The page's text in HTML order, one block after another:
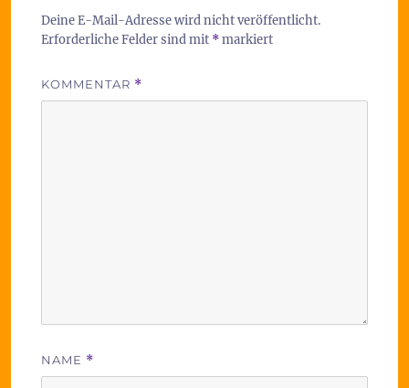
Deine E-Mail-Adresse wird nicht veröffentlicht.
Erforderliche Felder sind mit *markiert
KOMMENTAR *
NAME *